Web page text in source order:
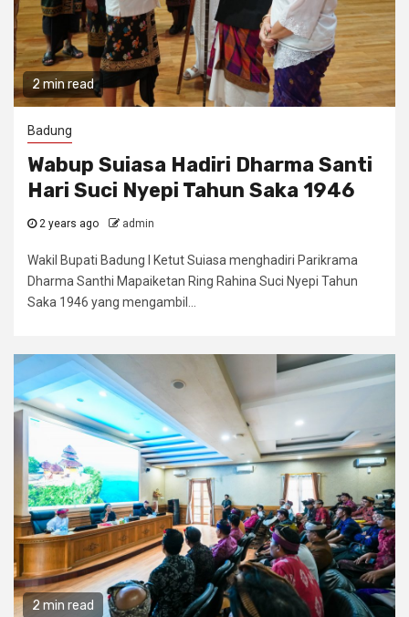
2 min read
Badung
Wabup Suiasa Hadiri Dharma Santi
Hari Suci Nyepi Tahun Saka 1946
2 years ago admin
Wakil Bupati Badung I Ketut Suiasa menghadiri Parikrama
Dharma Santhi Mapaiketan Ring Rahina Suci Nyepi Tahun
Saka 1946 yang mengambil...
2 min read